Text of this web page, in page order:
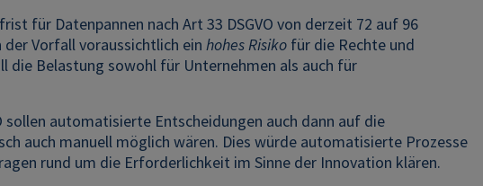
für Datenpannen nach Art 33 DSGVO von derzeit 72 auf 96
Vorfall voraussichtlich ein hohes Risiko für die Rechte und
Belastung sowohl für Unternehmen als auch für
sollen automatisierte Entscheidungen auch dann auf die
auch manuell möglich wären. Dies würde automatisierte Prozesse
rund um die Erforderlichkeit im Sinne der Innovation klären.